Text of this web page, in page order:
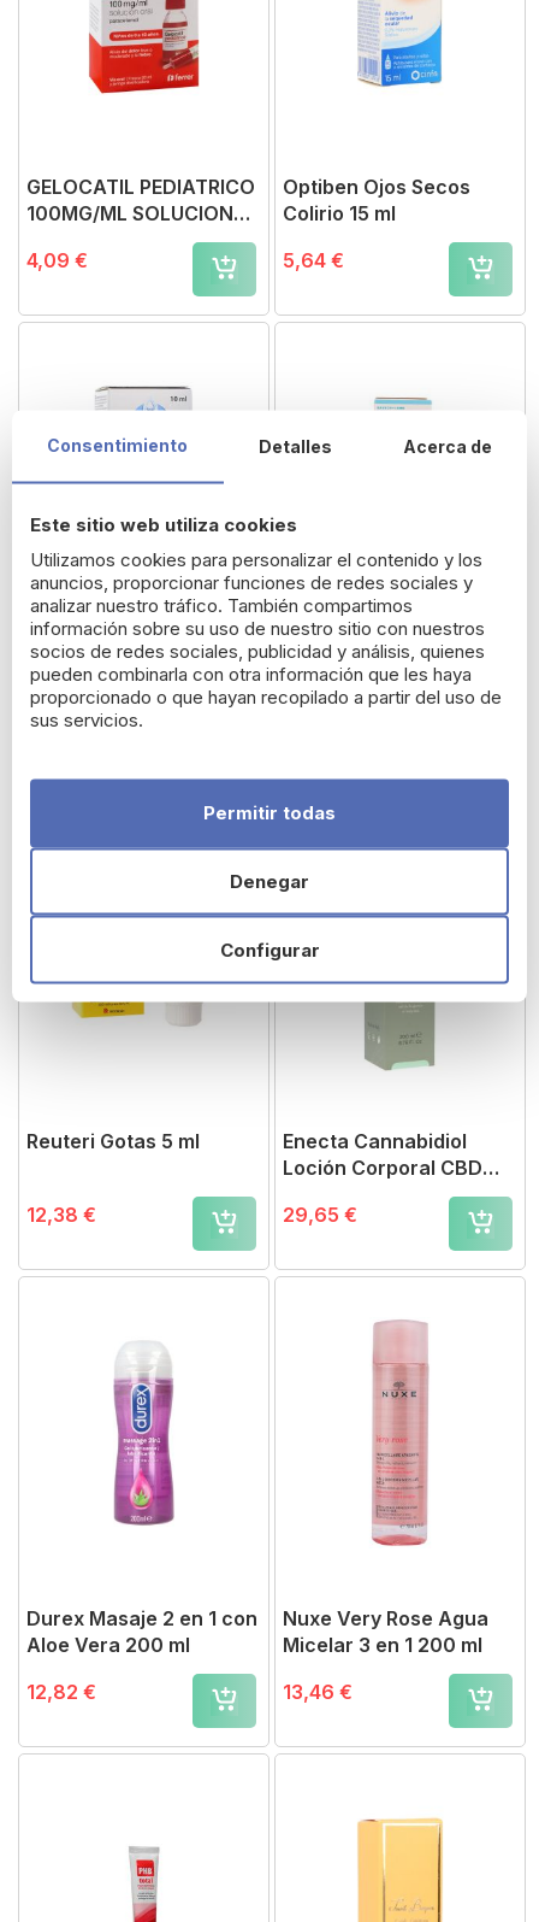
GELOCATIL PEDIATRICO
100MG/ML SOLUCION
ORAL, 1 frasco x 60 ml
4,09 €
Optiben Ojos Secos
Colirio 15 ml
5,64 €
Xailin Plus 0,2% HA
Colirio Lubricante 10 ml
Vidisan Alergia Con
Ectoin Colirio Multidosis
Reuteri Gotas 5 ml
12,38 €
Enecta Cannabidiol
Loción Corporal CBD
29,65 €
Durex Masaje 2 en 1 con
Aloe Vera 200 ml
12,82 €
Nuxe Very Rose Agua
Micelar 3 en 1 200 ml
13,46 €
Consentimiento Detalles Acerca de
Este sitio web utiliza cookies
Utilizamos cookies para personalizar el contenido y los
anuncios, proporcionar funciones de redes sociales y
analizar nuestro tráfico. También compartimos
información sobre su uso de nuestro sitio con nuestros
socios de redes sociales, publicidad y análisis, quienes
pueden combinarla con otra información que les haya
proporcionado o que hayan recopilado a partir del uso de
sus servicios.
Configurar
Denegar
Permitir todas